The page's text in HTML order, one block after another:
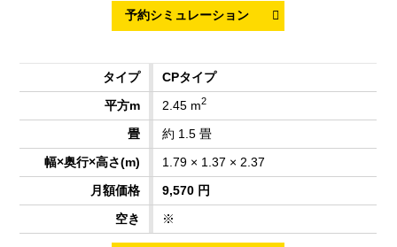
CPタイプ
2.45 m2
約 1.5 畳
1.79 × 1.37 × 2.37
9,570 円
※